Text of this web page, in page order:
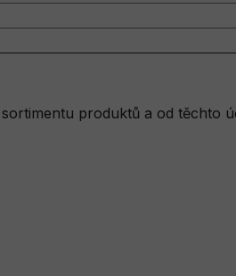
produktů a od těchto